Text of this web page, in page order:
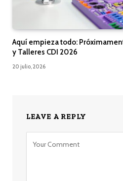
Aquí empieza todo:
y Talleres CDI 2026
20 julio, 2026
LEAVE A REPLY